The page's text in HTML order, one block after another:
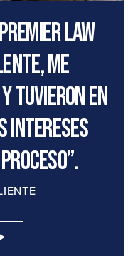
Law
me
tuvieron en
intereses